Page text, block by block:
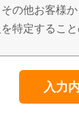
の他お客様
特定すること
よって行う
的の範囲を